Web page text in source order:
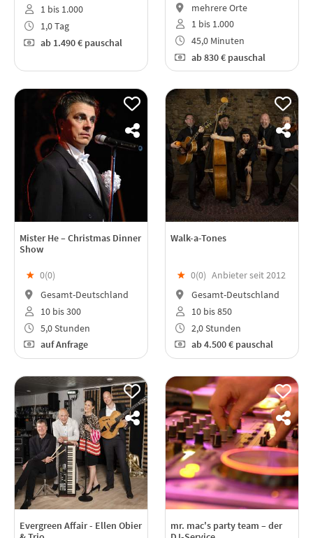
1 bis 1.000
1,0 Tag
ab1.490 € pauschal
mehrere Orte
1 bis 1.000
45,0 Minuten
ab830 € pauschal
Mister He – Christmas Dinner
Show
★ 0(0)
Gesamt-Deutschland
10 bis 300
5,0 Stunden
auf Anfrage
Walk-a-Tones
★ 0(0) Anbieter seit 2012
Gesamt-Deutschland
10 bis 850
2,0 Stunden
ab4.500 € pauschal
Evergreen Affair - Ellen Obier
mr. mac's party team – der